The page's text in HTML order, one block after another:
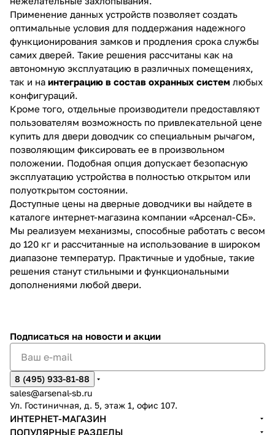
Применение данных устройств позволяет создать
оптимальные условия для поддержания надежного
функционирования замков и продления срока службы
самих дверей. Такие решения рассчитаны как на
автономную эксплуатацию в различных помещениях,
так и на интеграцию в состав охранных систем любых
конфигураций.
Кроме того, отдельные производители предоставляют
пользователям возможность по привлекательной цене
купить для двери доводчик со специальным рычагом,
позволяющим фиксировать ее в произвольном
положении. Подобная опция допускает безопасную
эксплуатацию устройства в полностью открытом или
полуоткрытом состоянии.
Доступные цены на дверные доводчики вы найдете в
каталоге интернет-магазина компании «Арсенал-СБ».
Мы реализуем механизмы, способные работать с весом
до 120 кг и рассчитанные на использование в широком
диапазоне температур. Практичные и удобные, такие
решения станут стильными и функциональными
дополнениями любой двери.
Подписаться на новости и акции
8 (495) 933-81-88
sales@arsenal-sb.ru
Ул. Гостиничная, д. 5, этаж 1, офис 107.
ИНТЕРНЕТ-МАГАЗИН
ПОПУЛЯРНЫЕ РАЗДЕЛЫ